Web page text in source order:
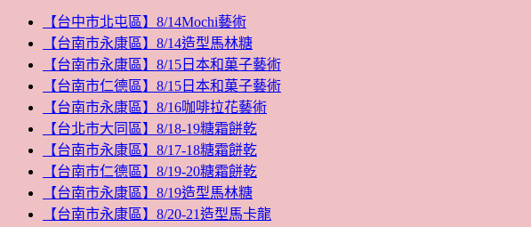
【台中市北屯區】8/14Mochi藝術
【台南市永康區】8/14造型馬林糖
【台南市永康區】8/15日本和菓子藝術
【台南市仁德區】8/15日本和菓子藝術
【台南市永康區】8/16咖啡拉花藝術
【台北市大同區】8/18-19糖霜餅乾
【台南市永康區】8/17-18糖霜餅乾
【台南市仁德區】8/19-20糖霜餅乾
【台南市永康區】8/19造型馬林糖
【台南市永康區】8/20-21造型馬卡龍